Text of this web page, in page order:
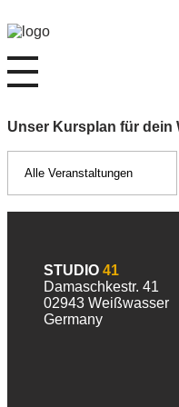
Studio 41 - Fitness- und Rehasport e.V.
Fitness, Gesundheit & Wellness in Weißwasser
Unser Kursplan für dein
STUDIO 41
Damaschkestr. 41
02943 Weißwasser
Germany